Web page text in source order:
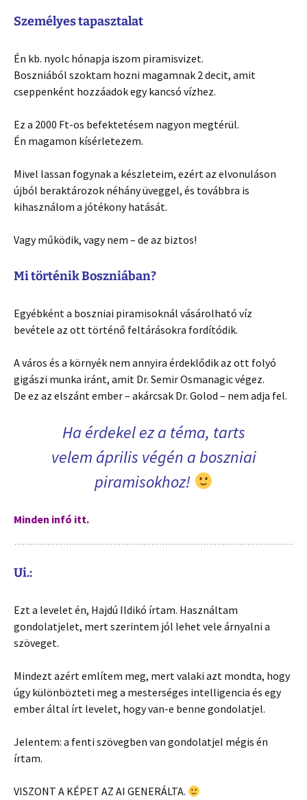
Személyes tapasztalat
Én kb. nyolc hónapja iszom piramisvizet.
Boszniából szoktam hozni magamnak 2 decit, amit
cseppenként hozzáadok egy kancsó vízhez.
Ez a 2000 Ft-os befektetésem nagyon megtérül.
Én magamon kísérletezem.
Mivel lassan fogynak a készleteim, ezért az elvonuláson
újból beraktározok néhány üveggel, és továbbra is
kihasználom a jótékony hatását.
Vagy működik, vagy nem – de az biztos!
Mi történik Boszniában?
Egyébként a boszniai piramisoknál vásárolható víz
bevétele az ott történő feltárásokra fordítódik.
A város és a környék nem annyira érdeklődik az ott folyó
gigászi munka iránt, amit Dr. Semir Osmanagic végez.
De ez az elszánt ember – akárcsak Dr. Golod – nem adja fel.
Ha érdekel ez a téma, tarts
velem április végén a boszniai
piramisokhoz!
Minden infó itt.
Ui.:
Ezt a levelet én, Hajdú Ildikó írtam. Használtam
gondolatjelet, mert szerintem jól lehet vele árnyalni a
szöveget.
Mindezt azért említem meg, mert valaki azt mondta, hogy
úgy különbözteti meg a mesterséges intelligencia és egy
ember által írt levelet, hogy van-e benne gondolatjel.
Jelentem: a fenti szövegben van gondolatjel mégis én
írtam.
VISZONT A KÉPET AZ AI GENERÁLTA.